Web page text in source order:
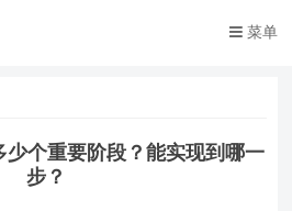
菜单
少个重要阶段？能实现到哪一
步？